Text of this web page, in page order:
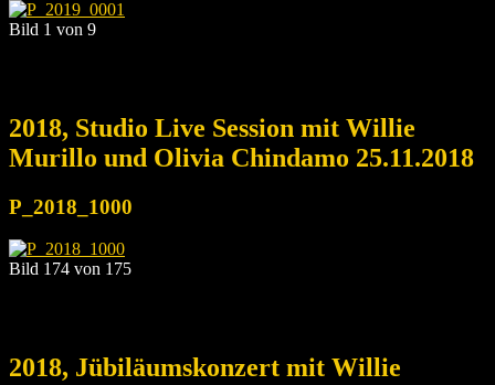
Bild 1 von 9
2018, Studio Live Session mit Willie
Murillo und Olivia Chindamo 25.11.2018
P_2018_1000
Bild 174 von 175
2018, Jübiläumskonzert mit Willie